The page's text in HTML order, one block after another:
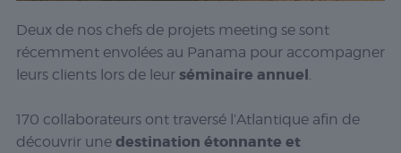
Deux de nos chefs de projets meeting se sont
récemment envolées au Panama pour accompagner
leurs clients lors de leur séminaire annuel
170 collaborateurs ont traversé l’Atlantique afin de
découvrir une destination étonnante et